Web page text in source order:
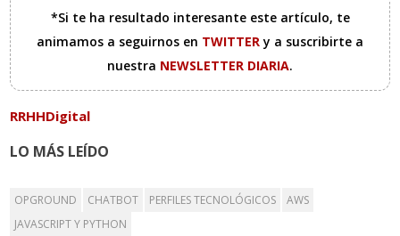
*Si te ha resultado interesante este artículo, te
animamos a seguirnos en TWITTERy a suscribirte a
nuestra NEWSLETTER DIARIA.
RRHHDigital
LO MÁS LEÍDO
OPGROUND CHATBOT PERFILES TECNOLÓGICOS
AWS
JAVASCRIPT Y PYTHON